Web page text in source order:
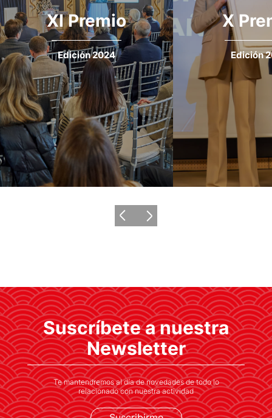
XI Premio
Edición 2024
X
Edición
Suscríbete a nuestra
Newsletter
Te mantendremos al día de novedades de todo lo
relacionado con nuestra actividad